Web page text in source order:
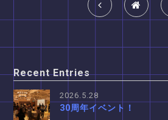
Recent Entries
2026.5.28
30周年イベント！